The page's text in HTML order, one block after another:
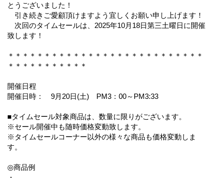
とうございました！
引き続きご愛顧頂けますよう宜しくお願い申し上げます！
次回のタイムセールは、2025年10月18日第三土曜日に開催
致します！
＊＊＊＊＊＊＊＊＊＊＊＊＊＊＊＊＊＊＊＊＊＊＊＊＊＊＊
＊＊＊＊＊＊＊＊＊＊＊
開催日程
開催日時： 9月20日(土) PM3：00～PM3:33
■タイムセール対象商品は、数量に限りがございます。
※セール開催中も随時価格変動致します。
※タイムセールコーナー以外の様々な商品も価格変動しま
す。
◎商品例